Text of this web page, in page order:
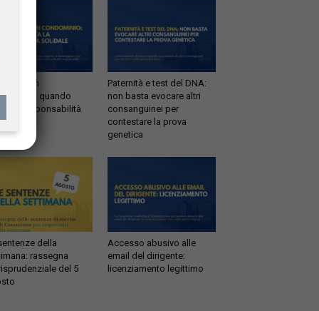
in
quando
la responsabilità
Paternità e test del DNA:
non basta evocare altri
consanguinei per
contestare la prova
genetica
della
rassegna
del 5
Accesso abusivo alle
email del dirigente:
licenziamento legittimo